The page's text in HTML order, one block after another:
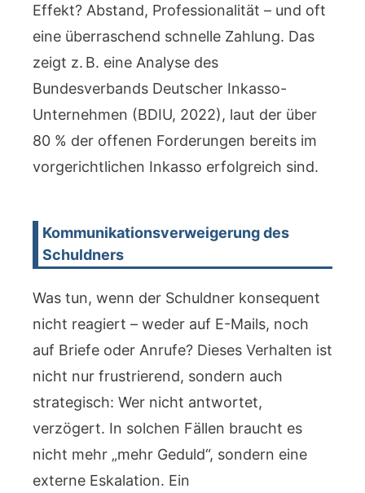
Effekt? Abstand, Professionalität – und oft
eine überraschend schnelle Zahlung. Das
zeigt z. B. eine Analyse des
Bundesverbands Deutscher Inkasso-
Unternehmen (BDIU, 2022), laut der über
80 % der offenen Forderungen bereits im
vorgerichtlichen Inkasso erfolgreich sind.
Kommunikationsverweigerung des
Schuldners
Was tun, wenn der Schuldner konsequent
nicht reagiert – weder auf E-Mails, noch
auf Briefe oder Anrufe? Dieses Verhalten ist
nicht nur frustrierend, sondern auch
strategisch: Wer nicht antwortet,
verzögert. In solchen Fällen braucht es
nicht mehr „mehr Geduld“, sondern eine
externe Eskalation. Ein